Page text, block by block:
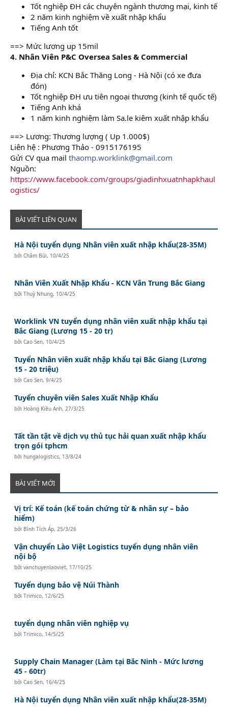
Tốt nghiệp ĐH các chuyên ngành thương mại, kinh tế
2 năm kinh nghiệm về xuất nhập khẩu
Tiếng Anh tốt
==> Mức lương up 15mil
4. Nhân Viên P&C Oversea Sales & Commercial
Địa chỉ: KCN Bắc Thăng Long - Hà Nội (có xe đưa
đón)
Tốt nghiệp ĐH ưu tiên ngoại thương (kinh tế quốc tế)
Tiếng Anh khá
1 năm kinh nghiệm làm Sa.le kiêm xuất nhập khẩu
==> Lương: Thương lượng ( Up 1.000$)
Liên hệ : Phương Thảo - 0915176195
Gửi CV qua mail thaomp.worklink@gmail.com
Nguồn:
https://www.facebook.com/groups/giadinhxuatnhapkhaul
ogistics/
BÀI VIẾT LIÊN QUAN
Hà Nội tuyển dụng Nhân viên xuất nhập khẩu(28-35M)
bởiChâm Bùi, 10/4/25
Nhân Viên Xuất Nhập Khẩu - KCN Vân Trung Bắc Giang
bởiThuỳ Nhung, 10/4/25
Worklink VN tuyển dụng nhân viên xuất nhập khẩu tại
Bắc Giang (Lương 15 - 20 tr)
bởiCao Sen, 10/4/25
Tuyển Nhân viên xuất nhập khẩu tại Bắc Giang (Lương
15 - 20 triệu)
bởiCao Sen,9/4/25
Tuyển chuyên viên Sales Xuất Nhập Khẩu
bởi Hoàng Kiều Anh, 27/3/25
Tất tần tật về dịch vụ thủ tục hải quan xuất nhập khẩu
trọn gói tphcm
bởihungalogistics, 13/8/24
BÀI VIẾT MỚI
Vị trí: Kế toán (kế toán chứng từ & nhân sự – bảo
hiểm)
bởi Bình Tích Áp, 25/3/26
Vận chuyển Lào Việt Logistics tuyển dụng nhân viên
nội bộ
bởivanchuyenlaoviet, 17/10/25
Tuyển dụng bảo vệ Núi Thành
bởiTrimico, 12/6/25
tuyển dụng nhân viên nghiệp vụ
bởiTrimico, 14/5/25
Supply Chain Manager (Làm tại Bắc Ninh - Mức lương
45 - 60tr)
bởiCao Sen, 16/4/25
Hà Nội tuyển dụng Nhân viên xuất nhập khẩu(28-35M)